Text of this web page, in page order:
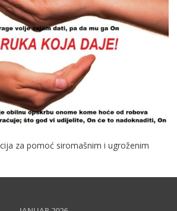
za pomoć siromašnim i ugroženim